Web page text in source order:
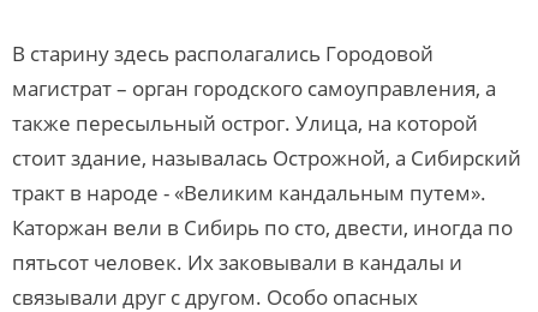
В старину здесь располагались Городовой
магистрат – орган городского самоуправления, а
также пересыльный острог. Улица, на которой
стоит здание, называлась Острожной, а Сибирский
тракт в народе - «Великим кандальным путем».
Каторжан вели в Сибирь по сто, двести, иногда по
пятьсот человек. Их заковывали в кандалы и
связывали друг с другом. Особо опасных